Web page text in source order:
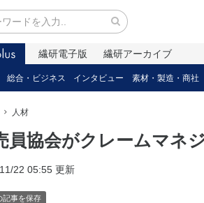
繊研電子版 繊研アーカイブ
総合・ビジネス インタビュー 素材・製造・商社
人材
員協会がクレームマネ
22 05:55 更新
記事を保存